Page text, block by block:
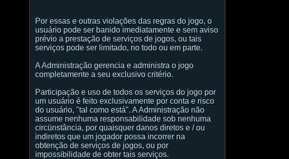
Por essas e outras violações das regras do jogo, o
usuário pode ser banido imediatamente e sem aviso
prévio a prestação de serviços de jogos, ou tais
serviços pode ser limitado, no todo ou em parte.
A Administração gerencia e administra o jogo
completamente a seu exclusivo critério.
Participação e uso de todos os serviços do jogo por
um usuário é feito exclusivamente por conta e risco
do usuário, "tal como está". A Administração não
assume nenhuma responsabilidade sob nenhuma
circünstância, por quaisquer danos diretos e / ou
indiretos que um jogador possa incorrer na
obtenção de serviços de jogos, ou por
impossibilidade de obter tais serviços.